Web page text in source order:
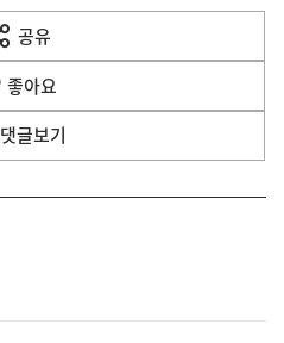
공유
열
기
좋아요
댓글보기